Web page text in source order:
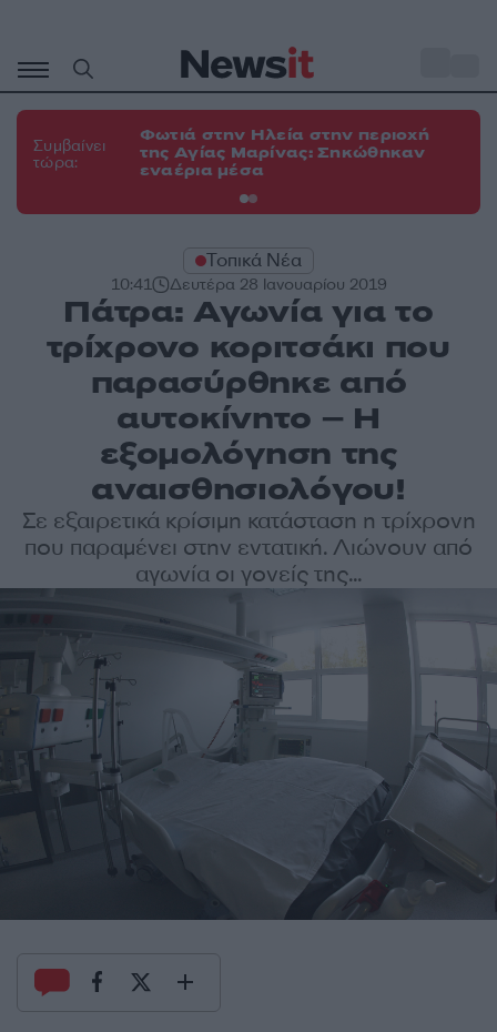
περιεχόμενο
Συμβαίνει
τώρα:
Φωτιά στην Ηλεία στην περιοχή
της Αγίας Μαρίνας: Σηκώθηκαν
εναέρια μέσα
Τοπικά Νέα
10:41 Δευτέρα 28 Ιανουαρίου 2019
Πάτρα: Αγωνία για το
τρίχρονο κοριτσάκι που
παρασύρθηκε από
αυτοκίνητο – Η
εξομολόγηση της
αναισθησιολόγου!
Σε εξαιρετικά κρίσιμη κατάσταση η τρίχρονη
που παραμένει στην εντατική. Λιώνουν από
αγωνία οι γονείς της...